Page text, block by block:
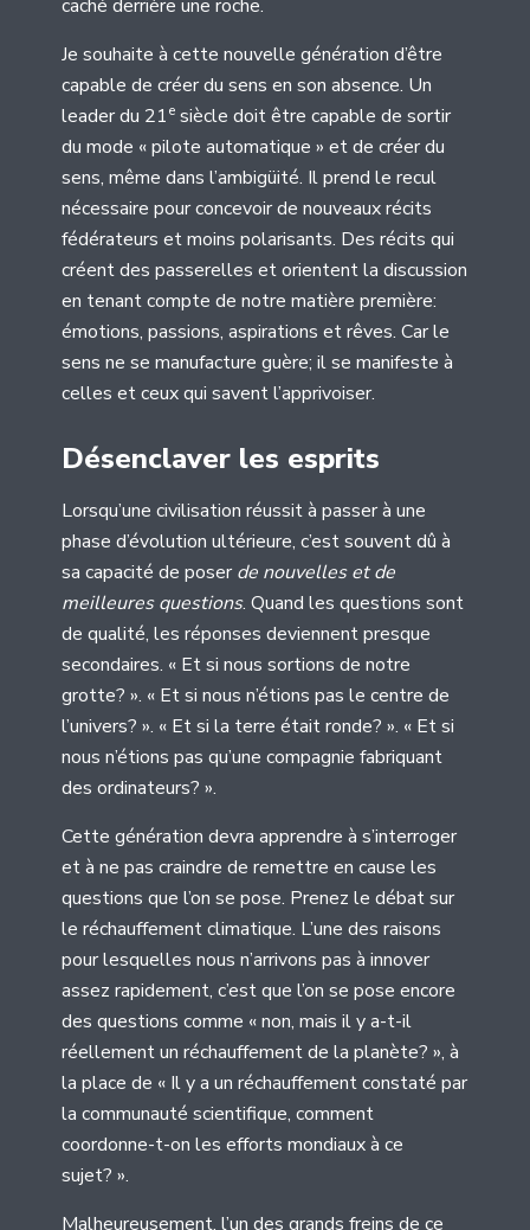
caché derrière une roche.
Je souhaite à cette nouvelle génération d’être
capable de créer du sens en son absence. Un
leader du 21e siècle doit être capable de sortir
du mode « pilote automatique » et de créer du
sens, même dans l’ambigüité. Il prend le recul
nécessaire pour concevoir de nouveaux récits
fédérateurs et moins polarisants. Des récits qui
créent des passerelles et orientent la discussion
en tenant compte de notre matière première:
émotions, passions, aspirations et rêves. Car le
sens ne se manufacture guère; il se manifeste à
celles et ceux qui savent l’apprivoiser.
Désenclaver les esprits
Lorsqu’une civilisation réussit à passer à une
phase d’évolution ultérieure, c’est souvent dû à
sa capacité de poser de nouvelles et de
meilleures questions. Quand les questions sont
de qualité, les réponses deviennent presque
secondaires. « Et si nous sortions de notre
grotte? ». « Et si nous n’étions pas le centre de
l’univers? ». « Et si la terre était ronde? ». « Et si
nous n’étions pas qu’une compagnie fabriquant
des ordinateurs? ».
Cette génération devra apprendre à s’interroger
et à ne pas craindre de remettre en cause les
questions que l’on se pose. Prenez le débat sur
le réchauffement climatique. L’une des raisons
pour lesquelles nous n’arrivons pas à innover
assez rapidement, c’est que l’on se pose encore
des questions comme « non, mais il y a-t-il
réellement un réchauffement de la planète? », à
la place de « Il y a un réchauffement constaté par
la communauté scientifique, comment
coordonne-t-on les efforts mondiaux à ce
sujet? ».
Malheureusement, l’un des grands freins de ce